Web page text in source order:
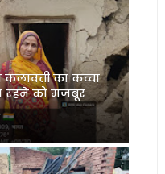
कलावती का कच्चा
को मजबूर